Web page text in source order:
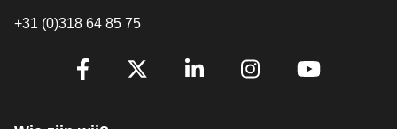
+31 (0)318 64 85 75
Volg je ons al?